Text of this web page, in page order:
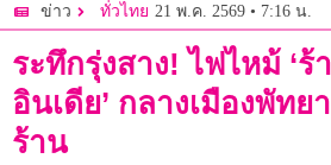
ข่าว ทั่วไทย 21 พ.ค. 2569 • 7:16 น.
ระทึกรุ่งสาง! ไฟไหม้ ‘ร้
อินเดีย’ กลางเมืองพัทย
ร้าน